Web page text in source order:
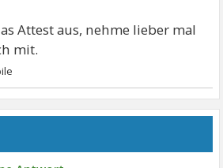
Attest aus, nehme lieber mal
mit.